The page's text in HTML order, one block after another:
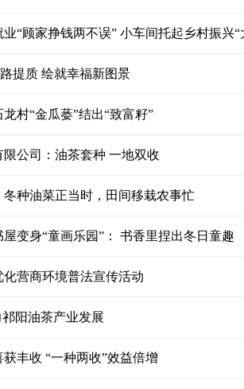
“顾家挣钱两不误” 小车间托起乡村振兴“
提质 绘就幸福新图景
村“金瓜蒌”结出“致富籽”
公司：油茶套种 一地双收
种油菜正当时，田间移栽农事忙
变身“童画乐园”： 书香里捏出冬日童趣
营商环境普法宣传活动
阳油茶产业发展
丰收 “一种两收”效益倍增